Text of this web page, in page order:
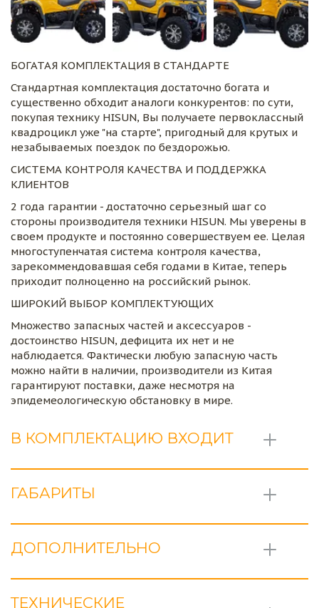
БОГАТАЯ КОМПЛЕКТАЦИЯ В СТАНДАРТЕ
Стандартная комплектация достаточно богата и
существенно обходит аналоги конкурентов: по сути,
покупая технику HISUN, Вы получаете первоклассный
квадроцикл уже "на старте", пригодный для крутых и
незабываемых поездок по бездорожью.
СИСТЕМА КОНТРОЛЯ КАЧЕСТВА И ПОДДЕРЖКА
КЛИЕНТОВ
2 года гарантии - достаточно серьезный шаг со
стороны производителя техники HISUN. Мы уверены в
своем продукте и постоянно совершествуем ее. Целая
многоступенчатая система контроля качества,
зарекоммендовавшая себя годами в Китае, теперь
приходит полноценно на российский рынок.
ШИРОКИЙ ВЫБОР КОМПЛЕКТУЮЩИХ
Множество запасных частей и аксессуаров -
достоинство HISUN, дефицита их нет и не
наблюдается. Фактически любую запасную часть
можно найти в наличии, производители из Китая
гарантируют поставки, даже несмотря на
эпидемеологическую обстановку в мире.
В КОМПЛЕКТАЦИЮ ВХОДИТ
ГАБАРИТЫ
ДОПОЛНИТЕЛЬНО
ТЕХНИЧЕСКИЕ